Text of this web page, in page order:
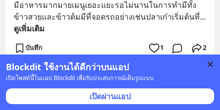
Blockdit ใช้งานได้ดีกว่าบนแอป
เปิดโพสต์นี้ในแอป Blockdit เพื่อรับประสบการณ์เต็มรูปแบบ
เปิดผ่านแอป
มีอาหารมากมายเมนูเยอะแยะรอไม่นานในการทำมีทั้ง
ข้าวสวยและข้าวต้มมีที่จอดรถอย่างเช่นปลาเก๋าเริ่มต้นที่
ดูเพิ่มเติม
บันทึก 1 2
แวะกินข้างถนน • ติดตาม
30 เม.ย. เวลา 03:40 • อาหาร
มิสเตอร์บีนชาบู สาขาบางบัวทอง (วัดลาดปลาดุก)